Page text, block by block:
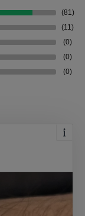
(81)
(11)
(0)
(0)
(0)